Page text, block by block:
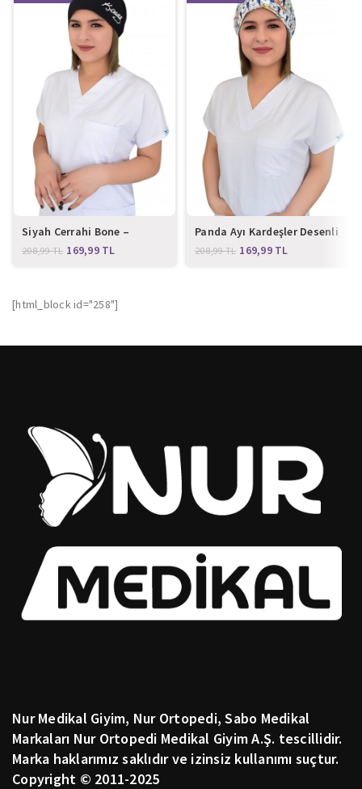
Siyah Cerrahi Bone –
Atatürk İmzalı
208,99TL 169,99 TL
Panda Ayı Kardeşler Desenli
Cerrahi Bone
208,99TL 169,99 TL
[html_block id="258"]
Nur Medikal Giyim, Nur Ortopedi, Sabo Medikal
Markaları Nur Ortopedi Medikal Giyim A.Ş. tescillidir.
Marka haklarımız saklıdır ve izinsiz kullanımı suçtur.
Copyright © 2011-2025